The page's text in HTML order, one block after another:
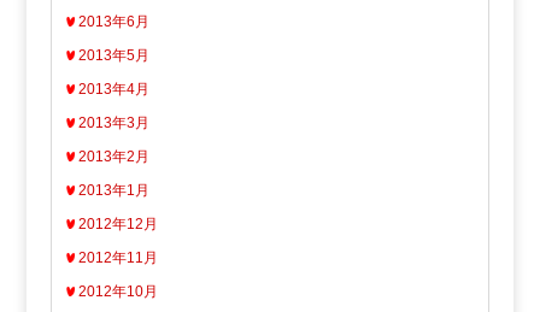
2013年6月
2013年5月
2013年4月
2013年3月
2013年2月
2013年1月
2012年12月
2012年11月
2012年10月